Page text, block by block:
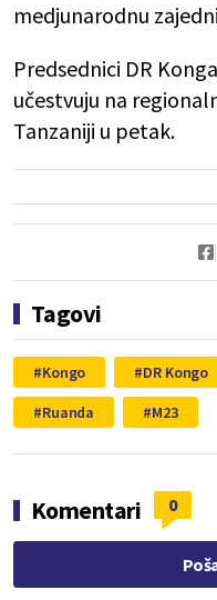
medjunarodnu
Predsednici DR
učestvuju na
Tanzaniji u petak.
Tagovi
Kongo DR Kongo
Ruanda
M23
Komentari 0